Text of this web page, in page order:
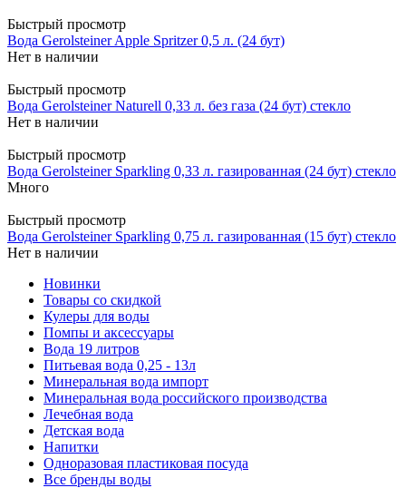
Быстрый просмотр
Вода Gerolsteiner Apple Spritzer 0,5 л. (24 бут)
Нет в наличии
Быстрый просмотр
Вода Gerolsteiner Naturell 0,33 л. без газа (24 бут) стекло
Нет в наличии
Быстрый просмотр
Вода Gerolsteiner Sparkling 0,33 л. газированная (24 бут) стекло
Много
Быстрый просмотр
Вода Gerolsteiner Sparkling 0,75 л. газированная (15 бут) стекло
Нет в наличии
Новинки
Товары со скидкой
Кулеры для воды
Помпы и аксессуары
Вода 19 литров
Питьевая вода 0,25 - 13л
Минеральная вода импорт
Минеральная вода российского производства
Лечебная вода
Детская вода
Напитки
Одноразовая пластиковая посуда
Все бренды воды